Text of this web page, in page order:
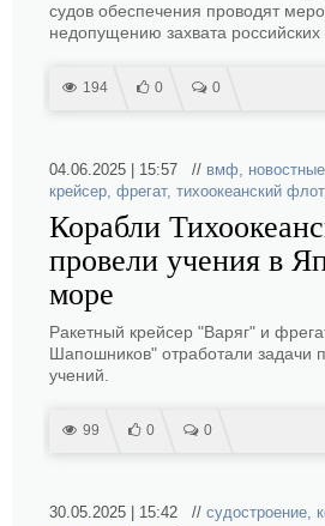
судов обеспечения проводят
недопущению захвата российских
194 0 0
04.06.2025 | 15:57 // вмф,
крейсер, фрегат, тихоокеанский флот
Корабли
провели учения в
море
Ракетный крейсер "Варяг" и
Шапошников" отработали задачи
учений.
99 0 0
30.05.2025 | 15:42 // судостроение,